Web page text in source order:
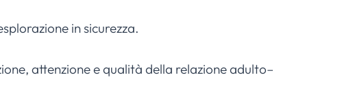
in sicurezza.
attenzione e qualità della relazione adulto–